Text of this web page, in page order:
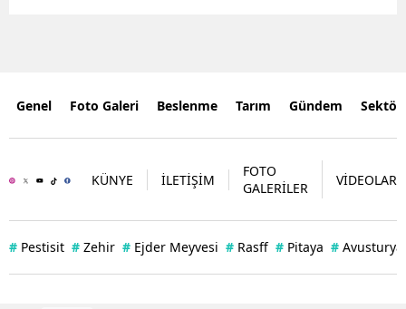
Genel Foto Galeri Beslenme Tarım Gündem
KÜNYE İLETİŞİM
FOTO
GALERİLER
VİDEOLAR
# Pestisit # Zehir # Ejder Meyvesi # Rasff # Pitaya # Avusturya